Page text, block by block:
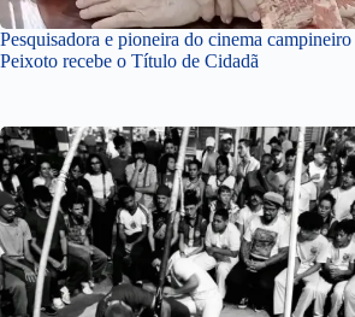
Pesquisadora e pioneira do cinema
Peixoto recebe o Título de Cidadã